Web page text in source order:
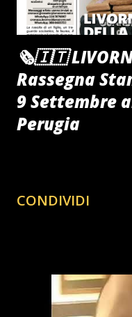
🗞️🇮🇹
Rassegna
9 Settembre
Perugia
CONDIVIDI